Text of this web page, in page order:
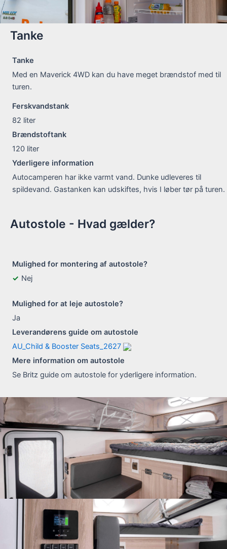
Tanke
Tanke
Med en Maverick 4WD kan du have meget brændstof med til
turen.
Ferskvandstank
82 liter
Brændstoftank
120 liter
Yderligere information
Autocamperen har ikke varmt vand. Dunke udleveres til
spildevand. Gastanken kan udskiftes, hvis I løber tør på turen.
Autostole - Hvad gælder?
Mulighed for montering af autostole?
Nej
Mulighed for at leje autostole?
Ja
Leverandørens guide om autostole
AU_Child & Booster Seats_2627
Mere information om autostole
Se Britz guide om autostole for yderligere information.